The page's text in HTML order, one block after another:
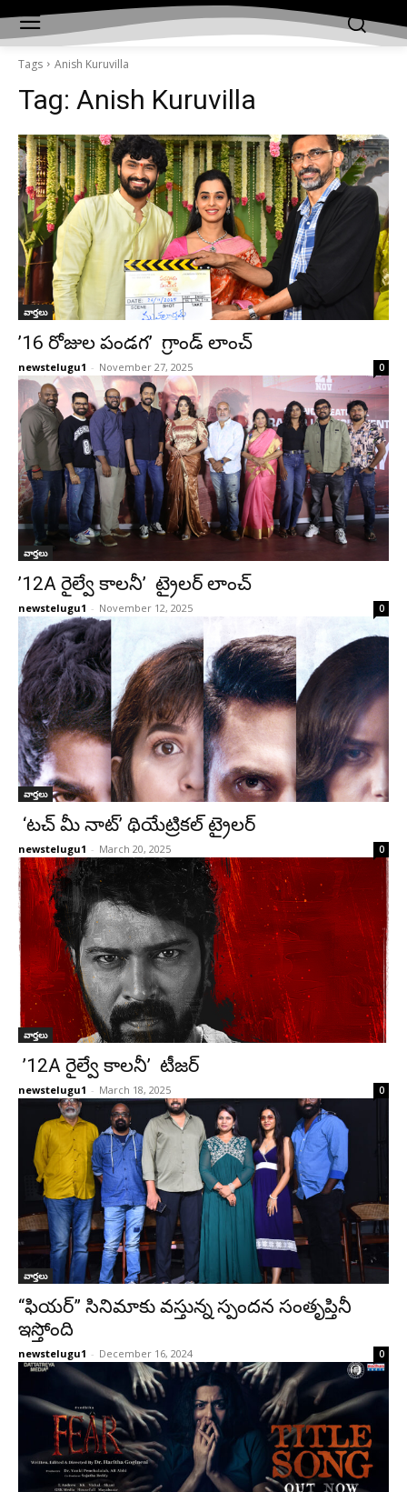
Tags Anish Kuruvilla
Tag: Anish Kuruvilla
వార్తలు
’16 రోజుల పండగ’ గ్రాండ్ లాంచ్
newstelugu1 - November 27, 2025 0
వార్తలు
’12A రైల్వే కాలనీ’ ట్రైలర్ లాంచ్
newstelugu1 - November 12, 2025 0
వార్తలు
‘టచ్ మీ నాట్’ థియేట్రికల్ ట్రైలర్
newstelugu1 - March 20, 2025 0
వార్తలు
’12A రైల్వే కాలనీ’ టీజర్
newstelugu1 - March 18, 2025 0
వార్తలు
“ఫియర్” సినిమాకు వస్తున్న స్పందన సంతృప్తినీ
ఇస్తోంది
newstelugu1 - December 16, 2024 0